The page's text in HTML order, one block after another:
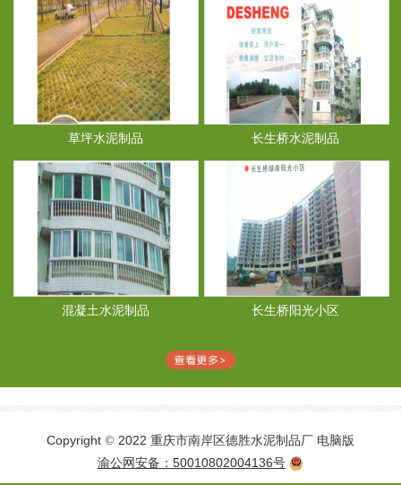
草坪水泥制品 长生桥水泥制品
混凝土水泥制品 长生桥阳光小区
Copyright © 2022 重庆市南岸区德胜水泥制品厂 电脑版
渝公网安备：50010802004136号